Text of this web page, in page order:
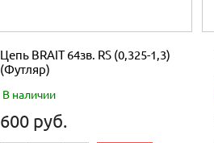
Цепь BRAIT 64зв. RS (0,325-1,3)
(Футляр)
В наличии
600 руб.